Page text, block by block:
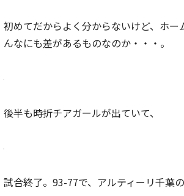
初めてだからよく分からないけど、ホー
んなにも差があるものなのか・・・。
後半も時折チアガールが出ていて、
試合終了。93-77で、アルティーリ千葉の